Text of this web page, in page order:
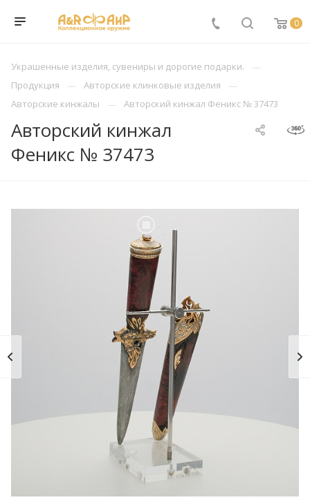
0
Украшенные изделия, сувениры и дорогие подарки.
Продукция
Авторские клинковые изделия
Авторские кинжалы
Авторский кинжал Феникс № 37473
Авторский кинжал
Феникс № 37473